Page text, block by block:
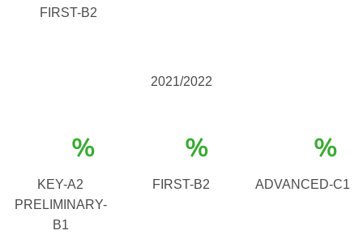
FIRST-B2
2021/2022
%
KEY-A2
PRELIMINARY-
B1
%
FIRST-B2
%
ADVANCED-C1